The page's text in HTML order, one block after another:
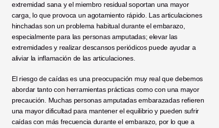
extremidad sana y el miembro residual soportan una mayor
carga, lo que provoca un agotamiento rápido. Las articulaciones
hinchadas son un problema habitual durante el embarazo,
especialmente para las personas amputadas; elevar las
extremidades y realizar descansos periódicos puede ayudar a
aliviar la inflamación de las articulaciones.
El riesgo de caídas es una preocupación muy real que debemos
abordar tanto con herramientas prácticas como con una mayor
precaución. Muchas personas amputadas embarazadas refieren
una mayor dificultad para mantener el equilibrio y pueden sufrir
caídas con más frecuencia durante el embarazo, por lo que a